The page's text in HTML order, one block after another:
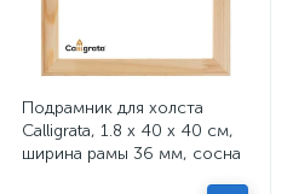
Подрамник для холста
Calligrata, 1.8 x 40 x 40 см,
ширина рамы 36 мм, сосна